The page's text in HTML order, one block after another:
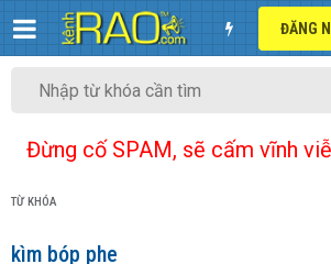
Đừng cố SPAM, sẽ cấm vĩnh
TỪ KHÓA
kìm bóp phe